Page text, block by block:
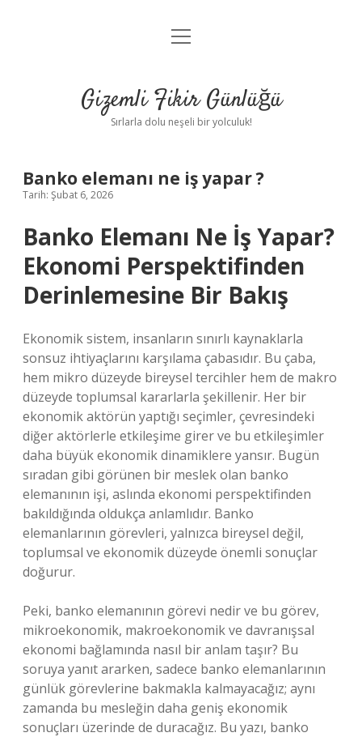
Anasayfa
Yasal Uyarı
menüyü
Gizemli Fikir Günlüğü
Sırlarla dolu neşeli bir yolculuk!
Banko elemanı ne iş yapar ?
Tarih: Şubat 6, 2026
Banko Elemanı Ne İş Yapar?
Ekonomi Perspektifinden
Derinlemesine Bir Bakış
Ekonomik sistem, insanların sınırlı kaynaklarla
sonsuz ihtiyaçlarını karşılama çabasıdır. Bu çaba,
hem mikro düzeyde bireysel tercihler hem de makro
düzeyde toplumsal kararlarla şekillenir. Her bir
ekonomik aktörün yaptığı seçimler, çevresindeki
diğer aktörlerle etkileşime girer ve bu etkileşimler
daha büyük ekonomik dinamiklere yansır. Bugün
sıradan gibi görünen bir meslek olan banko
elemanının işi, aslında ekonomi perspektifinden
bakıldığında oldukça anlamlıdır. Banko
elemanlarının görevleri, yalnızca bireysel değil,
toplumsal ve ekonomik düzeyde önemli sonuçlar
doğurur.
Peki, banko elemanının görevi nedir ve bu görev,
mikroekonomik, makroekonomik ve davranışsal
ekonomi bağlamında nasıl bir anlam taşır? Bu
soruya yanıt ararken, sadece banko elemanlarının
günlük görevlerine bakmakla kalmayacağız; aynı
zamanda bu mesleğin daha geniş ekonomik
sonuçları üzerinde de duracağız. Bu yazı, banko